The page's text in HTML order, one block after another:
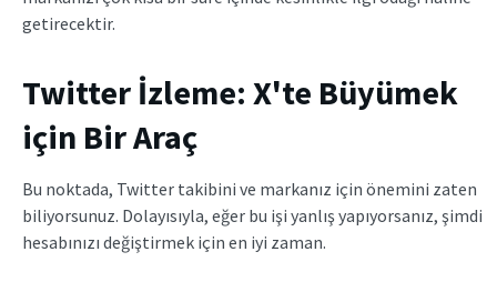
getirecektir.
Twitter İzleme: X'te Büyümek
için Bir Araç
Bu noktada, Twitter takibini ve markanız için önemini zaten
biliyorsunuz. Dolayısıyla, eğer bu işi yanlış yapıyorsanız, şimdi
hesabınızı değiştirmek için en iyi zaman.